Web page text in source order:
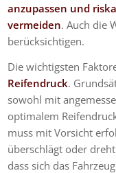
anzupassen und
vermeiden. Auch die
berücksichtigen.
Die wichtigsten
Reifendruck.
sowohl mit
optimalem
muss mit Vorsicht
überschlägt oder
dass sich das